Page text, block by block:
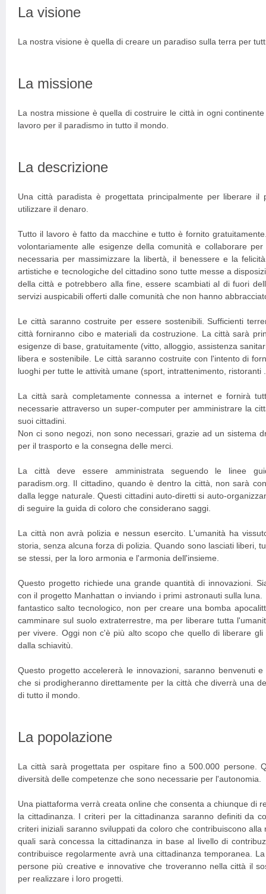
La visione
La nostra visione è quella di creare un paradiso sulla terra per
La missione
La nostra missione è quella di costruire le città in ogni
lavoro per il paradismo in tutto il mondo.
La descrizione
Una città paradista è progettata principalmente per liberare il
utilizzare il denaro.
Tutto il lavoro è fatto da macchine e tutto è fornito
volontariamente alle esigenze della comunità e collaborare
necessaria per massimizzare la libertà, il benessere e la
artistiche e tecnologiche del cittadino sono tutte messe a
della città e potrebbero alla fine, essere scambiati al di fuori
servizi auspicabili offerti dalle comunità che non hanno
Le città saranno costruite per essere sostenibili. Sufficienti
città forniranno cibo e materiali da costruzione. La città sarà
esigenze di base, gratuitamente (vitto, alloggio, assistenza
libera e sostenibile. Le città saranno costruite con l'intento di
luoghi per tutte le attività umane (sport, intrattenimento, ristoranti
La città sarà completamente connessa a internet e fornirà
necessarie attraverso un super-computer per amministrare la
suoi cittadini.
Non ci sono negozi, non sono necessari, grazie ad un sistema
per il trasporto e la consegna delle merci.
La città deve essere amministrata seguendo le linee
paradism.org. Il cittadino, quando è dentro la città, non sarà
dalla legge naturale. Questi cittadini auto-diretti si auto-
di seguire la guida di coloro che considerano saggi.
La città non avrà polizia e nessun esercito. L'umanità ha
storia, senza alcuna forza di polizia. Quando sono lasciati liberi,
se stessi, per la loro armonia e l'armonia dell'insieme.
Questo progetto richiede una grande quantità di innovazioni.
con il progetto Manhattan o inviando i primi astronauti sulla
fantastico salto tecnologico, non per creare una bomba
camminare sul suolo extraterrestre, ma per liberare tutta
per vivere. Oggi non c'è più alto scopo che quello di liberare
dalla schiavitù.
Questo progetto accelererà le innovazioni, saranno benvenuti
che si prodigheranno direttamente per la città che diverrà una
di tutto il mondo.
La popolazione
La città sarà progettata per ospitare fino a 500.000 persone.
diversità delle competenze che sono necessarie per l'autonomia.
Una piattaforma verrà creata online che consenta a chiunque di
la cittadinanza. I criteri per la cittadinanza saranno definiti da
criteri iniziali saranno sviluppati da coloro che contribuiscono
quali sarà concessa la cittadinanza in base al livello di
contribuisce regolarmente avrà una cittadinanza temporanea.
persone più creative e innovative che troveranno nella città il
per realizzare i loro progetti.